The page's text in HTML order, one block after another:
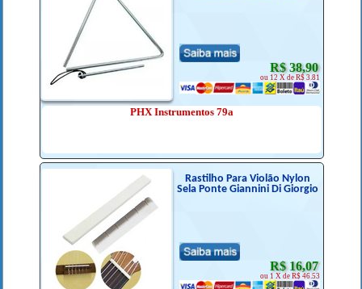
R$ 38,90
ou 12 X de R$ 3.81
PHX Instrumentos 79a
Rastilho Para Violão Nylon
Sela Ponte Giannini Di Giorgio
R$ 16,07
ou 1 X de R$ 46.53